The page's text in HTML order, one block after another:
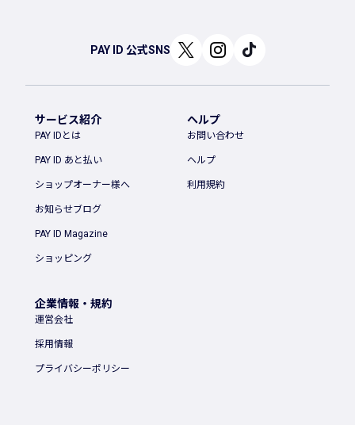
PAY ID 公式SNS
サービス紹介
PAY IDとは
PAY ID あと払い
ショップオーナー様へ
お知らせブログ
PAY ID Magazine
ショッピング
ヘルプ
お問い合わせ
ヘルプ
利用規約
企業情報・規約
運営会社
採用情報
プライバシーポリシー